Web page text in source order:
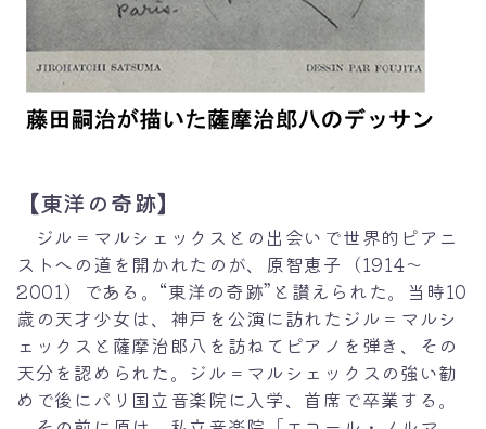
【東洋の奇跡】
ジル＝マルシェックスとの出会いで世界的ピアニ
ストへの道を開かれたのが、原智恵子（1914～
2001）である。“東洋の奇跡”と讃えられた。当時10
歳の天才少女は、神戸を公演に訪れたジル＝マルシ
ェックスと薩摩治郎八を訪ねてピアノを弾き、その
天分を認められた。ジル＝マルシェックスの強い勧
めで後にパリ国立音楽院に入学、首席で卒業する。